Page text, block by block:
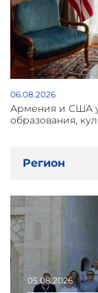
06.08.2026
Армения и США
образования,
Регион
05.08.2026